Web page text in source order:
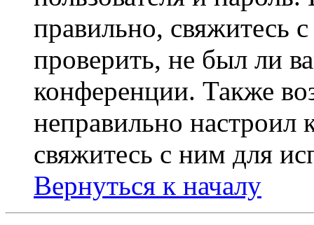
правильно, свяжитесь
проверить, не был ли
конференции. Также
неправильно
свяжитесь с ним для
Вернуться к началу